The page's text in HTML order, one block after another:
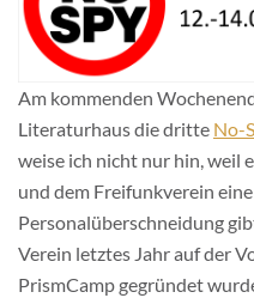
Am kommenden
Literaturhaus die dritte No-
weise ich nicht nur hin, weil
und dem Freifunkverein
Personalüberschneidung
Verein letztes Jahr auf der
PrismCamp gegründet